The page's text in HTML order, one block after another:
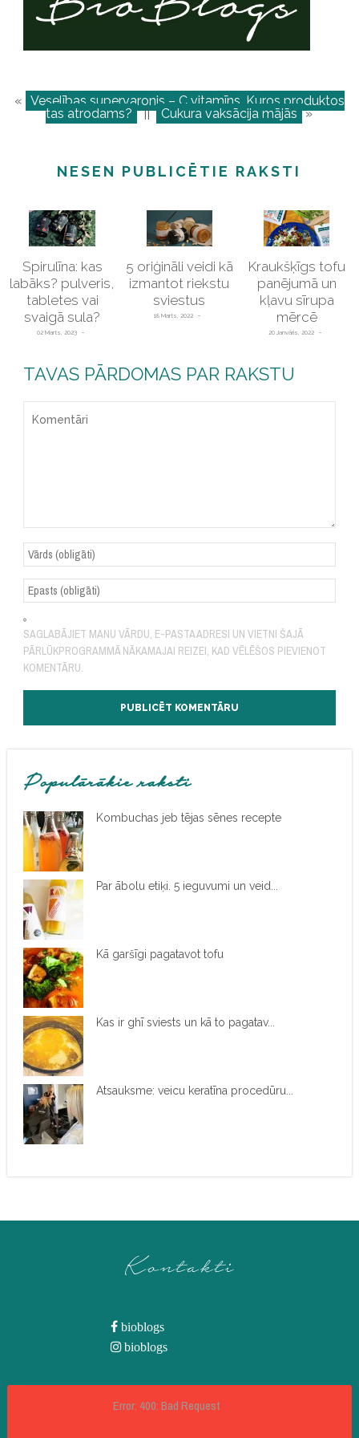
« Veselības supervaronis – C vitamīns. Kuros produktos
tas atrodams? || Cukura vaksācija mājās »
NESEN PUBLICĒTIE RAKSTI
Spirulīna: kas
labāks? pulveris,
tabletes vai
svaigā sula?
02 Marts, 2023
5 oriģināli veidi kā
izmantot riekstu
sviestus
18 Marts, 2022
Kraukšķīgs tofu
panējumā un
kļavu sīrupa
mērcē
20 Janvāris, 2022
TAVAS PĀRDOMAS PAR RAKSTU
SAGLABĀJIET MANU VĀRDU, E-PASTA ADRESI UN VIETNI ŠAJĀ
PĀRLŪKPROGRAMMĀ NĀKAMAJAI REIZEI, KAD VĒLĒŠOS PIEVIENOT
KOMENTĀRU.
Populārākie raksti
Kombuchas jeb tējas sēnes recepte
Par ābolu etiķi. 5 ieguvumi un veid...
Kā garšīgi pagatavot tofu
Kas ir ghī sviests un kā to pagatav...
Atsauksme: veicu keratīna procedūru...
Kontakti
bioblogs
bioblogs
Error: 400: Bad Request